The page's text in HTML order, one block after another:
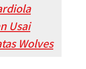
Usai
Wolves